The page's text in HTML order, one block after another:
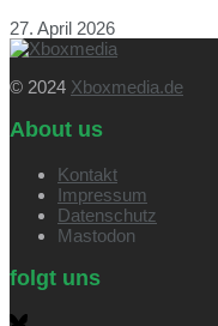
27. April 2026
© 2024 Xboxmedia.de
About us
Kontakt
Impressum
Datenschutz
Mastodon
folgt uns